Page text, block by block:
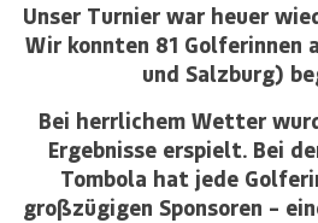
Unser Turnier war heuer
Wir konnten 81 Golferinnen
und Salzburg)
Bei herrlichem Wetter
Ergebnisse erspielt. Bei
Tombola hat jede
großzügigen Sponsoren –